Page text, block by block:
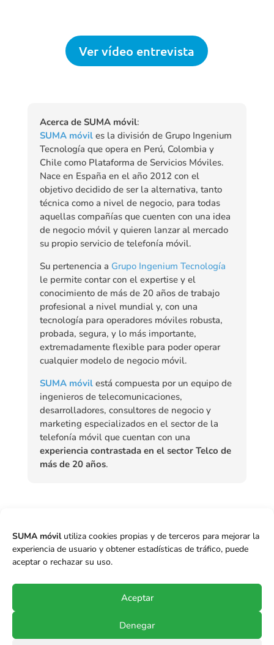
SUMA móvilutiliza cookies propias y de terceros para mejorar la
experiencia de usuario y obtener estadísticas de tráfico, puede
aceptar o rechazar su uso.
Aceptar
Denegar
Ver vídeo entrevista
Acerca de SUMA móvil:
SUMA móviles la división de Grupo Ingenium
Tecnología que opera en Perú, Colombia y
Chile como Plataforma de Servicios Móviles.
Nace en España en el año 2012 con el
objetivo decidido de ser la alternativa, tanto
técnica como a nivel de negocio, para todas
aquellas compañías que cuenten con una idea
de negocio móvil y quieren lanzar al mercado
su propio servicio de telefonía móvil.
Su pertenencia a Grupo Ingenium Tecnología
le permite contar con el expertise y el
conocimiento de más de 20 años de trabajo
profesional a nivel mundial y, con una
tecnología para operadores móviles robusta,
probada, segura, y lo más importante,
extremadamente flexible para poder operar
cualquier modelo de negocio móvil.
SUMA móvilestá compuesta por un equipo de
ingenieros de telecomunicaciones,
desarrolladores, consultores de negocio y
marketing especializados en el sector de la
telefonía móvil que cuentan con una
experiencia contrastada en el sector Telco de
más de 20 años.

Empresarial,OMVs,Perú